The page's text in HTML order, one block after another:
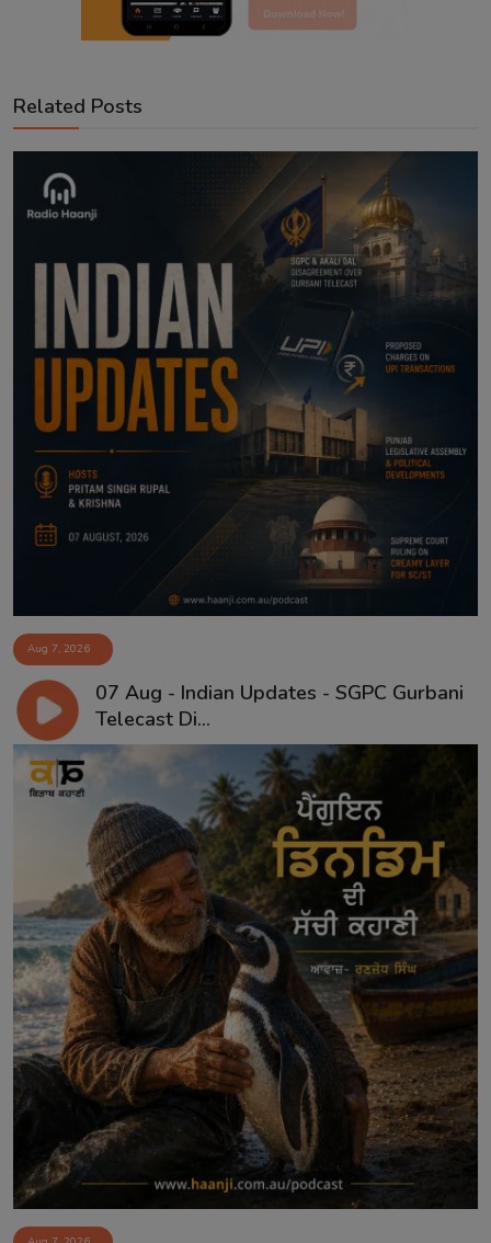
Related Posts
Aug 7, 2026
07 Aug - Indian Updates - SGPC Gurbani
Telecast Di...